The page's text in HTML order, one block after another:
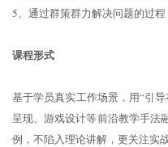
5、通过群策群力解决问题的过
课程形式
基于学员真实工作场景，用“引
呈现、游戏设计等前沿教学手法
例，不陷入理论讲解，更关注实